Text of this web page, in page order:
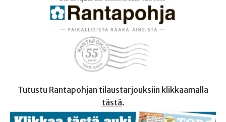
Tutustu Rantapohjan tilaustarjouksiin klikkaamalla
tästä.